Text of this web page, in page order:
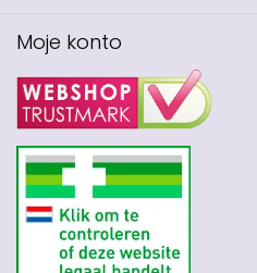
Moje konto